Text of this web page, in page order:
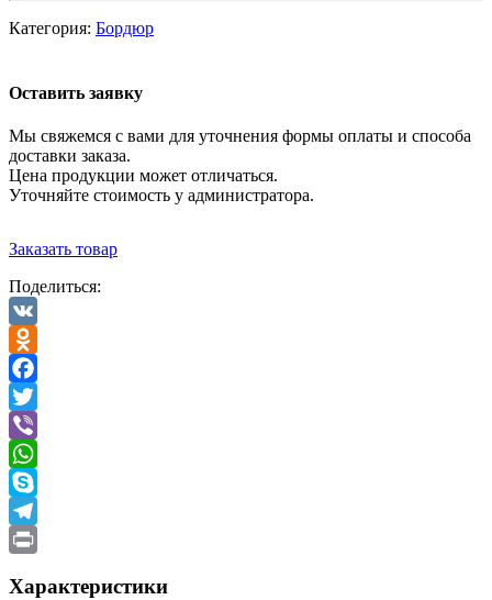
Категория: Бордюр
Оставить заявку
Мы свяжемся с вами для уточнения формы оплаты и способа
доставки заказа.
Цена продукции может отличаться.
Уточняйте стоимость у администратора.
Заказать товар
Поделиться:
VK
Odnoklassniki
Facebook
Twitter
Viber
WhatsApp
Skype
Telegram
Характеристики